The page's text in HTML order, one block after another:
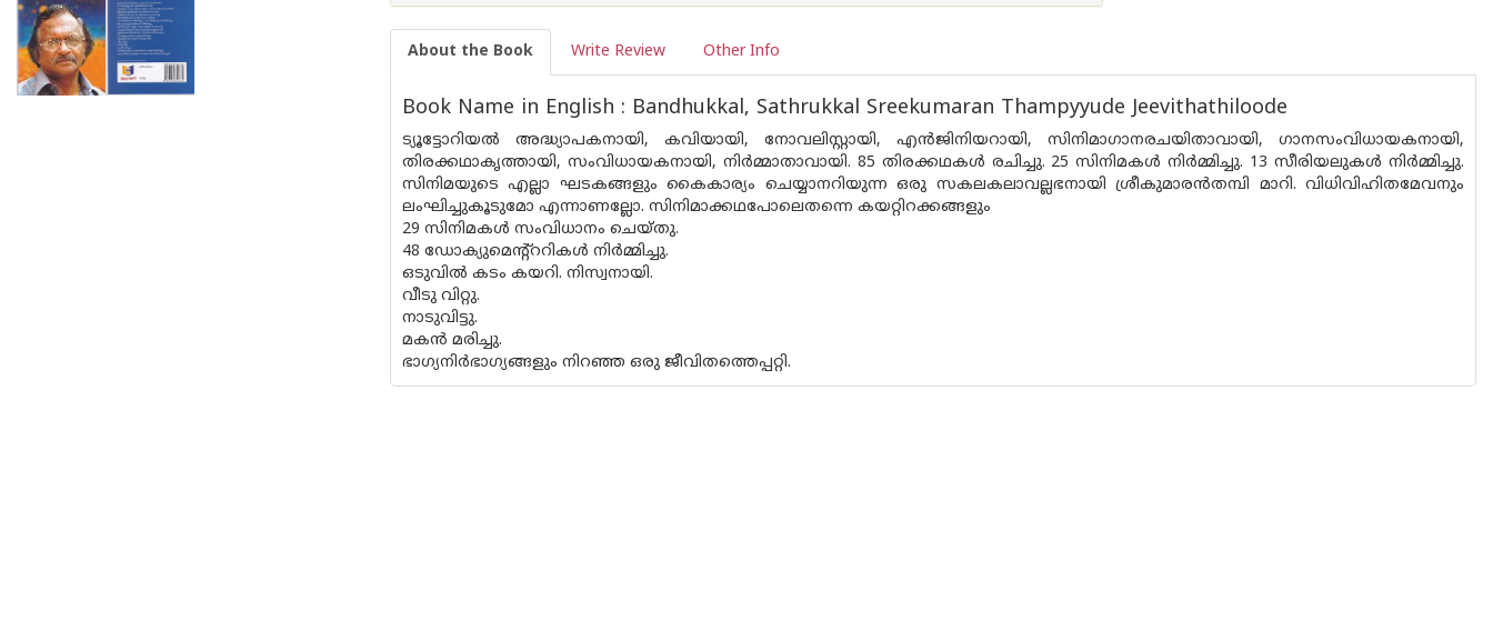
About the Book Write Review Other Info
Book Name in English : Bandhukkal, Sathrukkal Sreekumaran Thampyyude Jeevithathiloode
ട്യൂട്ടോറിയൽ അദ്ധ്യാപകനായി, കവിയായി, നോവലിസ്റ്റായി, എൻജിനിയറായി, സിനിമാഗാനരചയിതാവായി, ഗാനസംവിധായകനായി,
തിരക്കഥാകൃത്തായി, സംവിധായകനായി, നിർമ്മാതാവായി. 85 തിരക്കഥകൾ രചിച്ചു. 25 സിനിമകൾ നിർമ്മിച്ചു. 13 സീരിയലുകൾ നിർമ്മിച്ചു.
സിനിമയുടെ എല്ലാ ഘടകങ്ങളും കൈകാര്യം ചെയ്യാനറിയുന്ന ഒരു സകലകലാവല്ലഭനായി ശ്രീകുമാരൻതമ്പി മാറി. വിധിവിഹിതമേവനും
ലംഘിച്ചുകൂടുമോ എന്നാണല്ലോ. സിനിമാക്കഥപോലെതന്നെ കയറ്റിറക്കങ്ങളും
29 സിനിമകൾ സംവിധാനം ചെയ്തു.
48 ഡോക്യുമെന്റ്ററികൾ നിർമ്മിച്ചു.
ഒടുവിൽ കടം കയറി. നിസ്വനായി.
വീടു വിറ്റു.
നാടുവിട്ടു.
മകൻ മരിച്ചു.
ഭാഗ്യനിർഭാഗ്യങ്ങളും നിറഞ്ഞ ഒരു ജീവിതത്തെപ്പറ്റി.